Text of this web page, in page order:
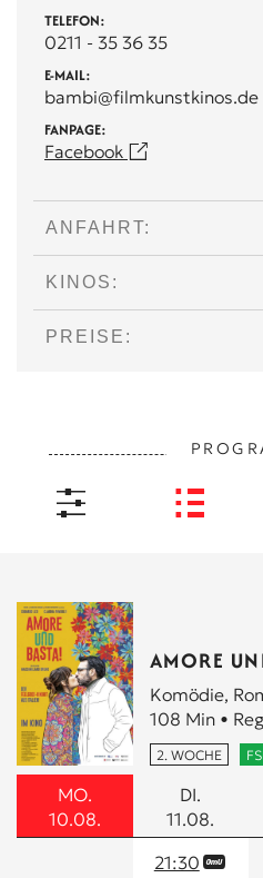
TELEFON:
0211 - 35 36 35
E-MAIL:
bambi@filmkunstkinos.de
FANPAGE:
Facebook
ANFAHRT:
KINOS:
PREISE:
HEUTE
VOR 18 UHR
NACH 18 UHR
OMU
AMORE
Komödie,
108 Min •
2. WOCHE
MO.
10.08.
DI.
11.08.
21:30